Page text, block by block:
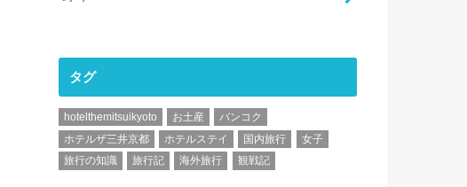
タグ
hotelthemitsuikyoto お土産
バンコク
ホテルザ三井京都
ホテルステイ 国内旅行
女子
旅行の知識
旅行記 海外旅行 観戦記